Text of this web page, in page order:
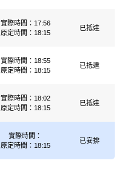
實際時間：17:56
原定時間：18:15
已抵達
實際時間：18:55
原定時間：18:15
已抵達
實際時間：18:02
原定時間：18:15
已抵達
實際時間：
原定時間：18:15
已安排